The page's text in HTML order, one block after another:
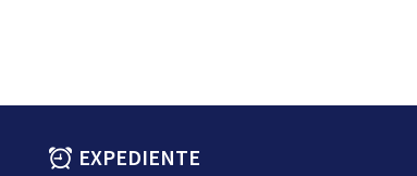
EXPEDIENTE